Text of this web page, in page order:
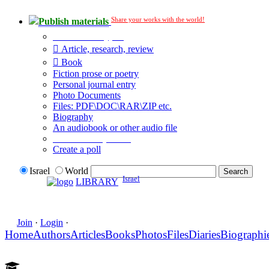
Publish materials Share your works with the world!
Article, research, review
Book
Fiction prose or poetry
Personal journal entry
Photo Documents
Files: PDF\DOC\RAR\ZIP etc.
Biography
An audiobook or other audio file
Create a poll
Israel
World
LIBRARY Israel
Join · Login ·
HomeAuthorsArticlesBooksPhotosFilesDiaries